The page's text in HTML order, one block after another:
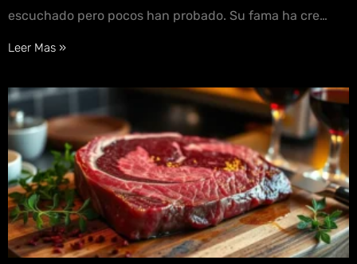
escuchado pero pocos han probado. Su fama ha cre…
Leer Mas »